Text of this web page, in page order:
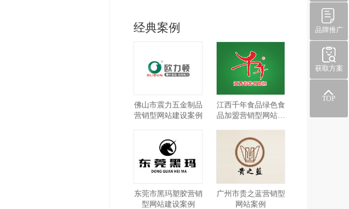
经典案例
佛山市震力五金制品
营销型网站建设案例
江西千年食品绿色食
品加盟营销型网站建
东莞市黑玛塑胶营销
型网站建设案例
广州市贵之蓝营销型
网站案例
品牌推广
获取方案
TOP